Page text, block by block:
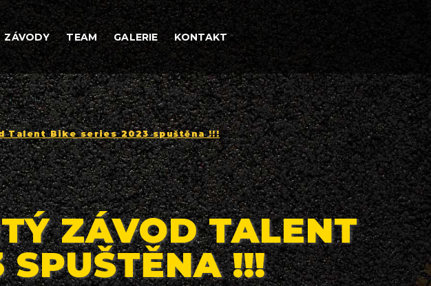
ZÁVODY TEAM GALERIE KONTAKT
Talent Bike series 2023 spuštěna !!!
ZÁVOD TALENT
SPUŠTĚNA !!!